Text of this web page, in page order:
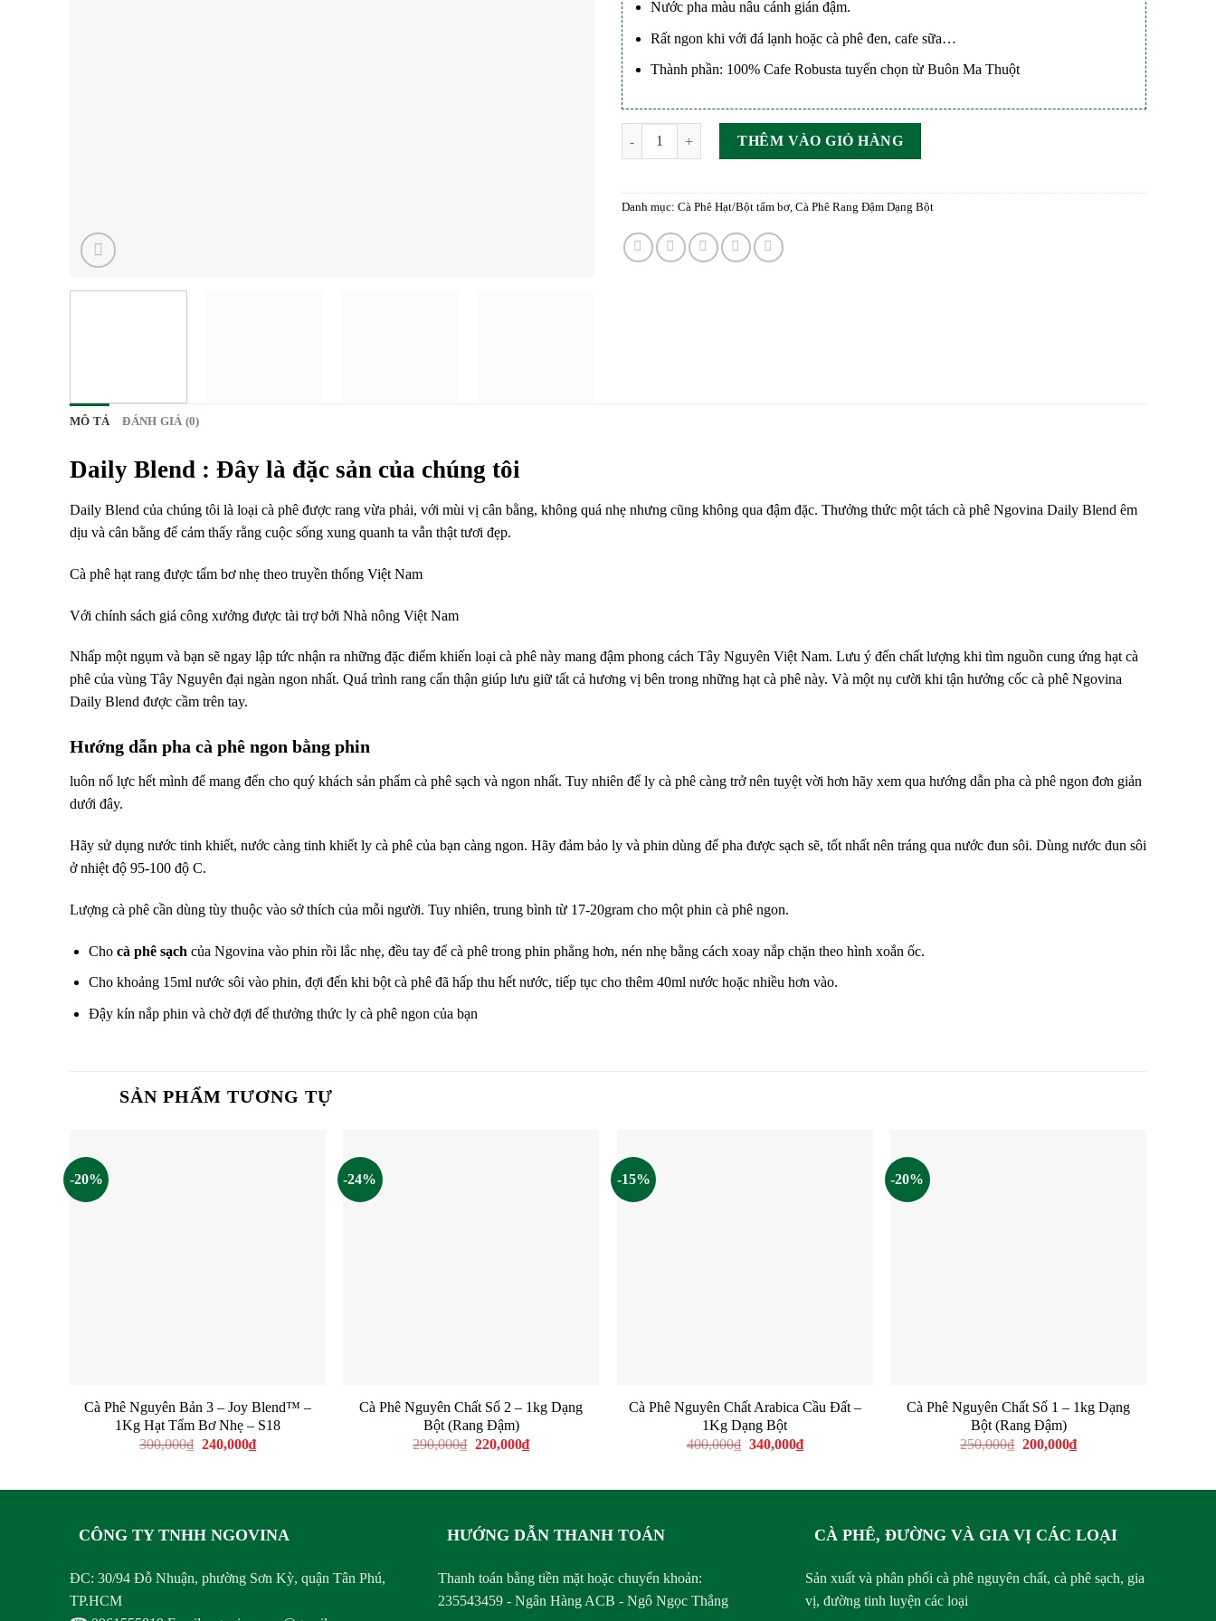
Nước pha màu nâu cánh gián đậm.
Rất ngon khi với đá lạnh hoặc cà phê đen, cafe sữa…
Thành phần: 100% Cafe Robusta tuyển chọn từ Buôn Ma Thuột
Cà Phê Nguyên Bản 1 – Daily Blend™ - S18 số lượng
THÊM VÀO GIỎ HÀNG
Danh mục: Cà Phê Hạt/Bột tẩm bơ, Cà Phê Rang Đậm Dạng Bột
MÔ TẢ ĐÁNH GIÁ (0)
Daily Blend : Đây là đặc sản của chúng tôi
Daily Blend của chúng tôi là loại cà phê được rang vừa phải, với mùi vị cân bằng, không quá nhẹ nhưng cũng không qua đậm đặc. Thưởng thức một tách cà phê Ngovina Daily Blend êm
dịu và cân bằng để cảm thấy rằng cuộc sống xung quanh ta vẫn thật tươi đẹp.
Cà phê hạt rang được tẩm bơ nhẹ theo truyền thống Việt Nam
Với chính sách giá công xưởng được tài trợ bởi Nhà nông Việt Nam
Nhấp một ngụm và bạn sẽ ngay lập tức nhận ra những đặc điểm khiến loại cà phê này mang đậm phong cách Tây Nguyên Việt Nam. Lưu ý đến chất lượng khi tìm nguồn cung ứng hạt cà
phê của vùng Tây Nguyên đại ngàn ngon nhất. Quá trình rang cẩn thận giúp lưu giữ tất cả hương vị bên trong những hạt cà phê này. Và một nụ cười khi tận hưởng cốc cà phê Ngovina
Daily Blend được cầm trên tay.
Hướng dẫn pha cà phê ngon bằng phin
luôn nổ lực hết mình để mang đến cho quý khách sản phẩm cà phê sạch và ngon nhất. Tuy nhiên để ly cà phê càng trở nên tuyệt vời hơn hãy xem qua hướng dẫn pha cà phê ngon đơn giản
dưới đây.
Hãy sử dụng nước tinh khiết, nước càng tinh khiết ly cà phê của bạn càng ngon. Hãy đảm bảo ly và phin dùng để pha được sạch sẽ, tốt nhất nên tráng qua nước đun sôi. Dùng nước đun sôi
ở nhiệt độ 95-100 độ C.
Lượng cà phê cần dùng tùy thuộc vào sở thích của mỗi người. Tuy nhiên, trung bình từ 17-20gram cho một phin cà phê ngon.
Cho cà phê sạch của Ngovina vào phin rồi lắc nhẹ, đều tay để cà phê trong phin phẳng hơn, nén nhẹ bằng cách xoay nắp chặn theo hình xoắn ốc.
Cho khoảng 15ml nước sôi vào phin, đợi đến khi bột cà phê đã hấp thu hết nước, tiếp tục cho thêm 40ml nước hoặc nhiều hơn vào.
Đậy kín nắp phin và chờ đợi để thưởng thức ly cà phê ngon của bạn
SẢN PHẨM TƯƠNG TỰ
-20%
Cà Phê Nguyên Bản 3 – Joy Blend™ –
1Kg Hạt Tẩm Bơ Nhẹ – S18
300,000₫ Giá
300,000₫.
240,000₫Giá
là:
-24%
Cà Phê Nguyên Chất Số 2 – 1kg Dạng
Bột (Rang Đậm)
290,000₫ Giá
290,000₫.
220,000₫Giá
là:
-15%
Cà Phê Nguyên Chất Arabica Cầu Đất –
1Kg Dạng Bột
400,000₫ Giá
400,000₫.
340,000₫Giá
là:
-20%
Cà Phê Nguyên Chất Số 1 – 1kg Dạng
Bột (Rang Đậm)
250,000₫ Giá
250,000₫.
200,000₫Giá
là:
CÔNG TY TNHH NGOVINA
ĐC: 30/94 Đỗ Nhuận, phường Sơn Kỳ, quận Tân Phú,
TP.HCM
HƯỚNG DẪN THANH TOÁN
Thanh toán bằng tiền mặt hoặc chuyển khoản:
235543459 - Ngân Hàng ACB - Ngô Ngọc Thắng
CÀ PHÊ, ĐƯỜNG VÀ GIA VỊ CÁC LOẠI
Sản xuất và phân phối cà phê nguyên chất, cà phê sạch, gia
vị, đường tinh luyện các loại